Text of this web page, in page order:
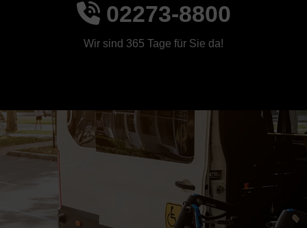
02273-8800
Wir sind 365 Tage für Sie da!